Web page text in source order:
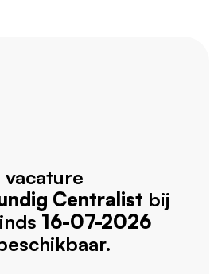
vacature
Centralist bij
16-07-2026